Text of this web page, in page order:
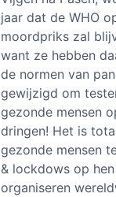
jaar dat de WHO
moordpriks zal
want ze hebben
de normen van
gewijzigd om
gezonde mensen
dringen! Het is
gezonde mensen
& lockdows op
organiseren